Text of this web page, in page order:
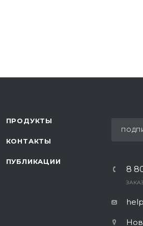
ПРОДУКТЫ
КОНТАКТЫ
ПУБЛИКАЦИИ
8